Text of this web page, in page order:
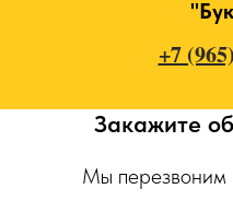
+7
Закажите
Мы перезвоним